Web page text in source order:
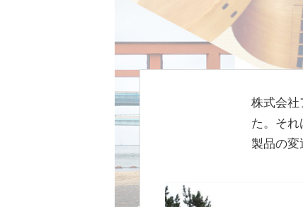
株式会社
た。そ
製品の変